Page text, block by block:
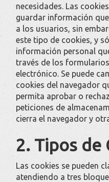
necesidades. Las
guardar información
a los usuarios, sin
este tipo de cookies, y
información personal
través de los
electrónico. Se puede
cookies del navegador
permita aprobar o
peticiones de
cierra el navegador y
2. Tipos de
Las cookies se pueden
atendiendo a tres